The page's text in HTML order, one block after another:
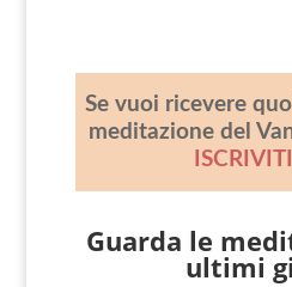
Se vuoi ricevere
meditazione del
Guarda le
ultimi